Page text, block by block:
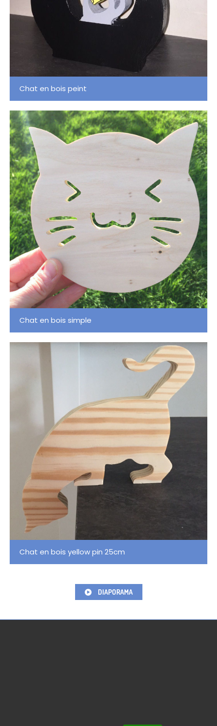
Chat en bois peint
Chat en bois simple
Chat en bois yellow pin 25cm
DIAPORAMA